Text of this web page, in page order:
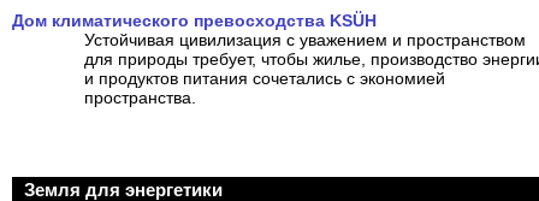
Дом климатического превосходства KSÜH
Устойчивая цивилизация с уважением и пространством
для природы требует, чтобы жилье, производство
и продуктов питания сочетались с экономией
пространства.
Земля для энергетики